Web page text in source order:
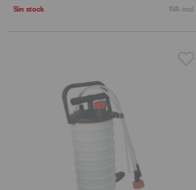
Sin stock IVA incl.